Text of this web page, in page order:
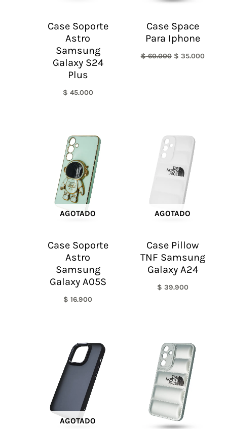
Case Soporte
Astro
Samsung
Galaxy S24
Plus
$ 45.000
Case Space
Para Iphone
$60.000 $ 35.000
AGOTADO
Case Soporte
Astro
Samsung
Galaxy A05S
$ 16.900
AGOTADO
Case Pillow
TNF Samsung
Galaxy A24
$ 39.900
AGOTADO